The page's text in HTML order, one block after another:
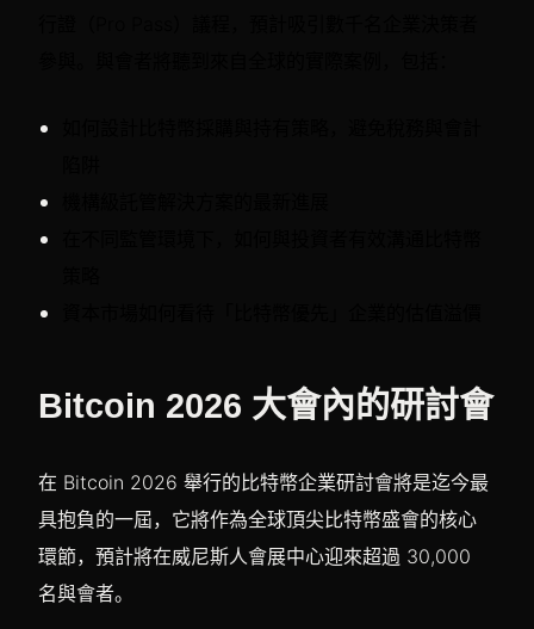
Bitcoin 2026 大會內的研討會
在 Bitcoin 2026 舉行的比特幣企業研討會將是迄今最
具抱負的一屆，它將作為全球頂尖比特幣盛會的核心
環節，預計將在威尼斯人會展中心迎來超過 30,000
名與會者。